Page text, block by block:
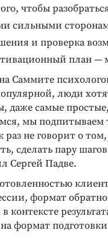
чтобы
сильными
и проверка
план —
Саммите
люди
самые
мы
раз не говорит о
сделать пару
Сергей Падве.
формат
формат